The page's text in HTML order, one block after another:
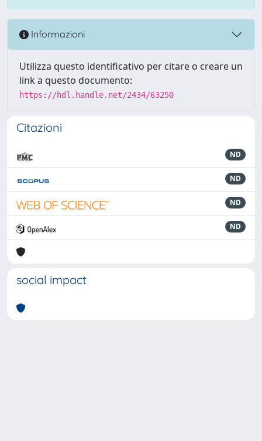
Informazioni
Utilizza questo identificativo per citare o creare un
link a questo documento:
https://hdl.handle.net/2434/63250
Citazioni
ND
ND
ND
ND
social impact